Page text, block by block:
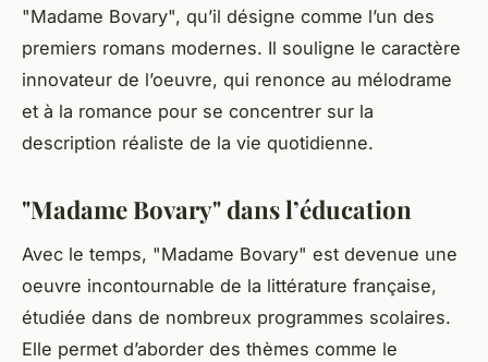
"Madame Bovary", qu’il désigne comme l’un des
premiers romans modernes. Il souligne le caractère
innovateur de l’oeuvre, qui renonce au mélodrame
et à la romance pour se concentrer sur la
description réaliste de la vie quotidienne.
"Madame Bovary" dans l’éducation
Avec le temps, "Madame Bovary" est devenue une
oeuvre incontournable de la littérature française,
étudiée dans de nombreux programmes scolaires.
Elle permet d’aborder des thèmes comme le